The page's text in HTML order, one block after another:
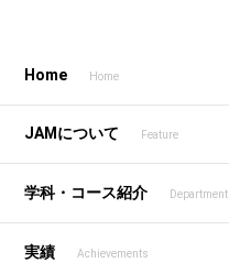
Home Home
JAMについて Feature
学科・コース紹介 Department
実績 Achievements